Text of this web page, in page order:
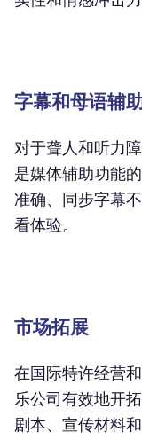
字幕和母语辅
对于聋人和听力
是媒体辅助功能
准确、同步字幕
看体验。
市场拓展
在国际特许经营
乐公司有效地开
剧本、宣传材料